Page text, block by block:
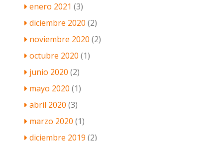
enero 2021 (3)
diciembre 2020 (2)
noviembre 2020 (2)
octubre 2020 (1)
junio 2020 (2)
mayo 2020 (1)
abril 2020 (3)
marzo 2020 (1)
diciembre 2019 (2)